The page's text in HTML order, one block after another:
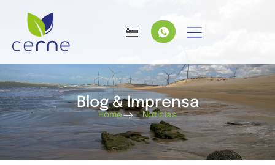
Blog & Imprensa
Home Notícias